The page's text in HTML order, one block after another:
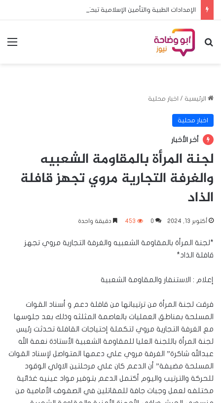
بحث عن
الرئيسية / اخبار محلية
اخبار محلية
أخر الأخبار
لجنة المرأة بالمقاومة الشعبيه
والغرفة التجارية مروي تجهز قافلة
الذاد
أكتوبر 13, 2024 0
453 دقيقة واحدة
*لجنة المرأة بالمقاومة الشعبيه والغرفة التجارية مروي تجهز
قافلة الذاد*
إعلام : الاستنفار والمقاومة الشعبية
فرقت لجنة المرأة من ترتيباتها من قافلة دعم و أسناد القوات
المسلحة بمناطق العمليات بالعاصمة المثلثه وذلك بعد جلوسها
مع الغرفة التجارية مروي لتكملة إحتياجات القافلة تحدثت رئيس
لجنة المرأة باللجنة العليا للمقاومة الشعبية الأستاذة نعمة الله
عبدالله شاكرة” الغرفة مروي علي دعمها المتواصل لإسناد القوات
المسلحة مضيفة” أن الدعم كان علي مرحلتين الاولي الوقود
للحركة والترتيب واليوم أكتمل الدعم بتوفير مواد عينيه غذائية
مختلفه لعمل وجبات جافة للمقاتلين في الصفوف الأمامية من